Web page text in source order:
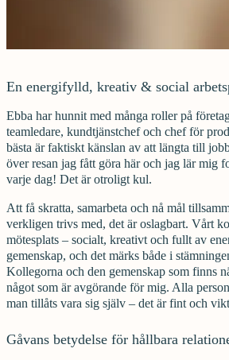
En energifylld, kreativ & social
Ebba har hunnit med många roller på
teamledare, kundtjänstchef och chef för
bästa är faktiskt känslan av att längta till
över resan jag fått göra här och jag lär mig
varje dag! Det är otroligt kul.
Att få skratta, samarbeta och nå mål
verkligen trivs med, det är oslagbart. Vårt
mötesplats – socialt, kreativt och fullt av
gemenskap, och det märks både i
Kollegorna och den gemenskap som finns
något som är avgörande för mig. Alla
man tillåts vara sig själv – det är fint och
Gåvans betydelse för hållbara